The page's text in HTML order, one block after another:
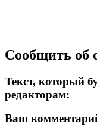
Сообщить об
Текст, который
редакторам:
Ваш